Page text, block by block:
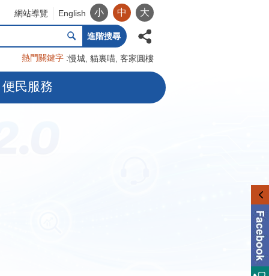
網站導覽 English 小 中 大
進階搜尋
熱門關鍵字 慢城 貓裏喵 客家圓樓
便民服務